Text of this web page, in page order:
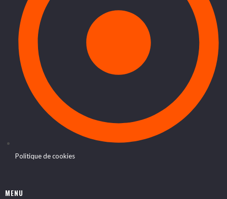
Politique de cookies
MENU